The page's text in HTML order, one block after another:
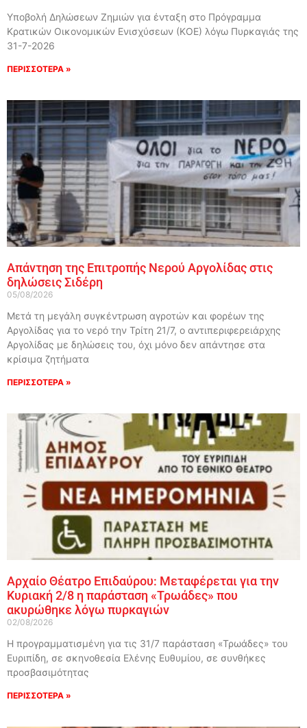
Υποβολή Δηλώσεων Ζημιών για ένταξη στο Πρόγραμμα
Κρατικών Οικονομικών Ενισχύσεων (ΚΟΕ) λόγω Πυρκαγιάς της
31-7-2026
ΠΕΡΙΣΣΟΤΕΡΑ »
Απάντηση της Επιτροπής Νερού Αργολίδας στις
δηλώσεις Σιδέρη
05/08/2026
Μετά τη μεγάλη συγκέντρωση αγροτών και φορέων της
Αργολίδας για το νερό την Τρίτη 21/7, ο αντιπεριφερειάρχης
Αργολίδας με δηλώσεις του, όχι μόνο δεν απάντησε στα
κρίσιμα ζητήματα
ΠΕΡΙΣΣΟΤΕΡΑ »
Αρχαίο Θέατρο Επιδαύρου: Μεταφέρεται για την
Κυριακή 2/8 η παράσταση «Τρωάδες» που
ακυρώθηκε λόγω πυρκαγιών
02/08/2026
Η προγραμματισμένη για τις 31/7 παράσταση «Τρωάδες» του
Ευριπίδη, σε σκηνοθεσία Ελένης Ευθυμίου, σε συνθήκες
προσβασιμότητας
ΠΕΡΙΣΣΟΤΕΡΑ »